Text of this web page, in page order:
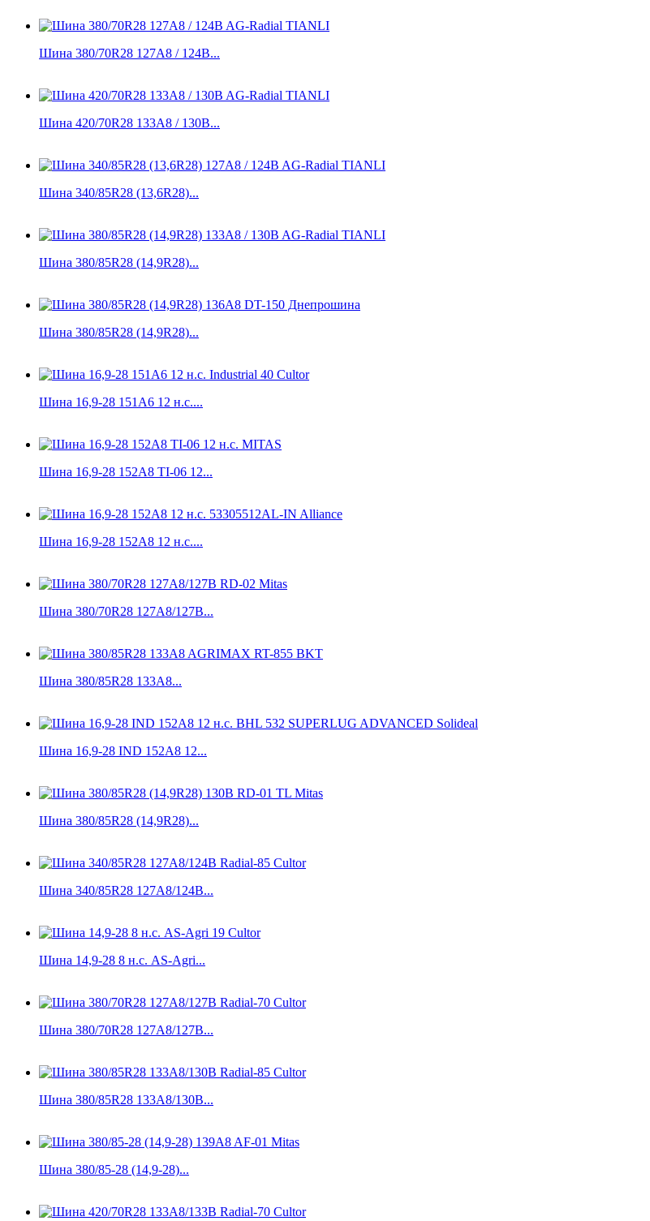
Шина 380/70R28 127A8 / 124B...
Шина 420/70R28 133A8 / 130B...
Шина 340/85R28 (13,6R28)...
Шина 380/85R28 (14,9R28)...
Шина 380/85R28 (14,9R28)...
Шина 16,9-28 151A6 12 н.с....
Шина 16,9-28 152A8 TI-06 12...
Шина 16,9-28 152A8 12 н.с....
Шина 380/70R28 127A8/127B...
Шина 380/85R28 133A8...
Шина 16,9-28 IND 152А8 12...
Шина 380/85R28 (14,9R28)...
Шина 340/85R28 127A8/124B...
Шина 14,9-28 8 н.с. AS-Agri...
Шина 380/70R28 127A8/127B...
Шина 380/85R28 133A8/130B...
Шина 380/85-28 (14,9-28)...